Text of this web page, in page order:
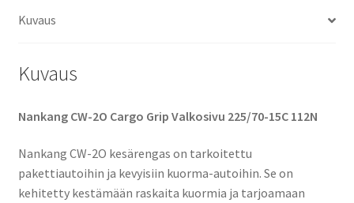
Kuvaus
Kuvaus
Nankang CW-2O Cargo Grip Valkosivu 225/70-15C 112N
Nankang CW-2O kesärengas on tarkoitettu
pakettiautoihin ja kevyisiin kuorma-autoihin. Se on
kehitetty kestämään raskaita kuormia ja tarjoamaan